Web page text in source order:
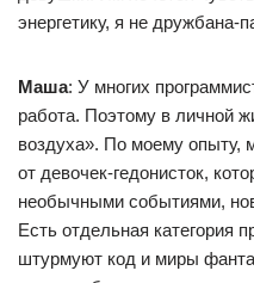
энергетику, я не дружбана-
Маша: У многих
работа. Поэтому в личной
воздуха». По моему опыту,
от девочек-гедонисток,
необычными событиями,
Есть отдельная категория
штурмуют код и миры